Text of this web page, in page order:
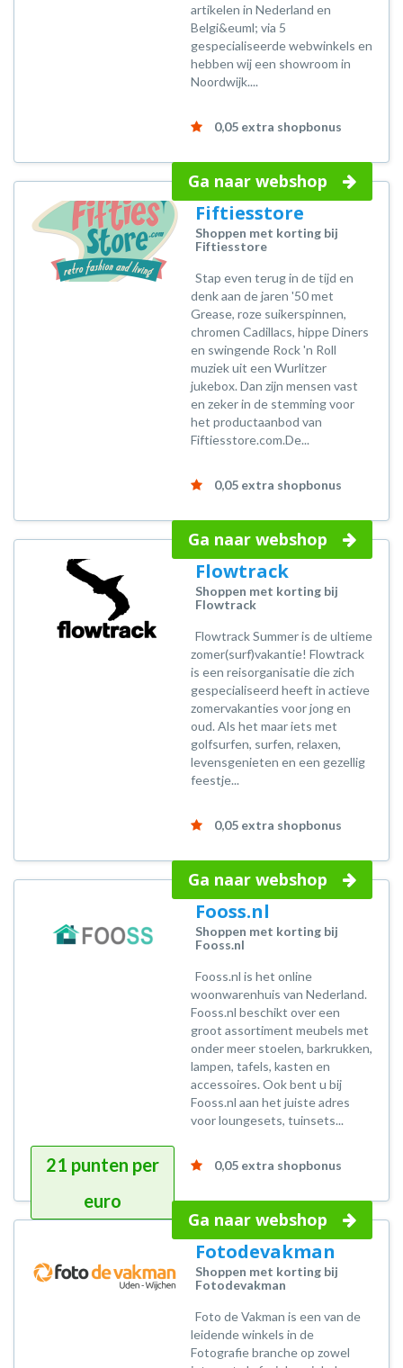
artikelen in Nederland en
Belgi&euml; via 5
gespecialiseerde webwinkels en
hebben wij een showroom in
Noordwijk....
0,05 extra shopbonus
Ga naar webshop
Fiftiesstore
Shoppen met korting bij
Fiftiesstore
Stap even terug in de tijd en
denk aan de jaren '50 met
Grease, roze suikerspinnen,
chromen Cadillacs, hippe Diners
en swingende Rock 'n Roll
muziek uit een Wurlitzer
jukebox. Dan zijn mensen vast
en zeker in de stemming voor
het productaanbod van
Fiftiesstore.com.De...
0,05 extra shopbonus
Ga naar webshop
Flowtrack
Shoppen met korting bij
Flowtrack
Flowtrack Summer is de ultieme
zomer(surf)vakantie! Flowtrack
is een reisorganisatie die zich
gespecialiseerd heeft in actieve
zomervakanties voor jong en
oud. Als het maar iets met
golfsurfen, surfen, relaxen,
levensgenieten en een gezellig
feestje...
0,05 extra shopbonus
Ga naar webshop
Fooss.nl
Shoppen met korting bij
Fooss.nl
Fooss.nl is het online
woonwarenhuis van Nederland.
Fooss.nl beschikt over een
groot assortiment meubels met
onder meer stoelen, barkrukken,
lampen, tafels, kasten en
accessoires. Ook bent u bij
Fooss.nl aan het juiste adres
voor loungesets, tuinsets...
21 punten per
euro
0,05 extra shopbonus
Ga naar webshop
Fotodevakman
Shoppen met korting bij
Fotodevakman
Foto de Vakman is een van de
leidende winkels in de
Fotografie branche op zowel